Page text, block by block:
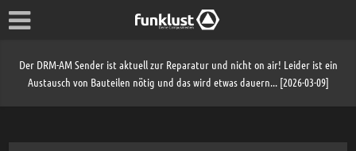
Der DRM-AM Sender ist aktuell zur Reparatur und nicht on air! Leider ist ein
Austausch von Bauteilen nötig und das wird etwas dauern... [2026-03-09]